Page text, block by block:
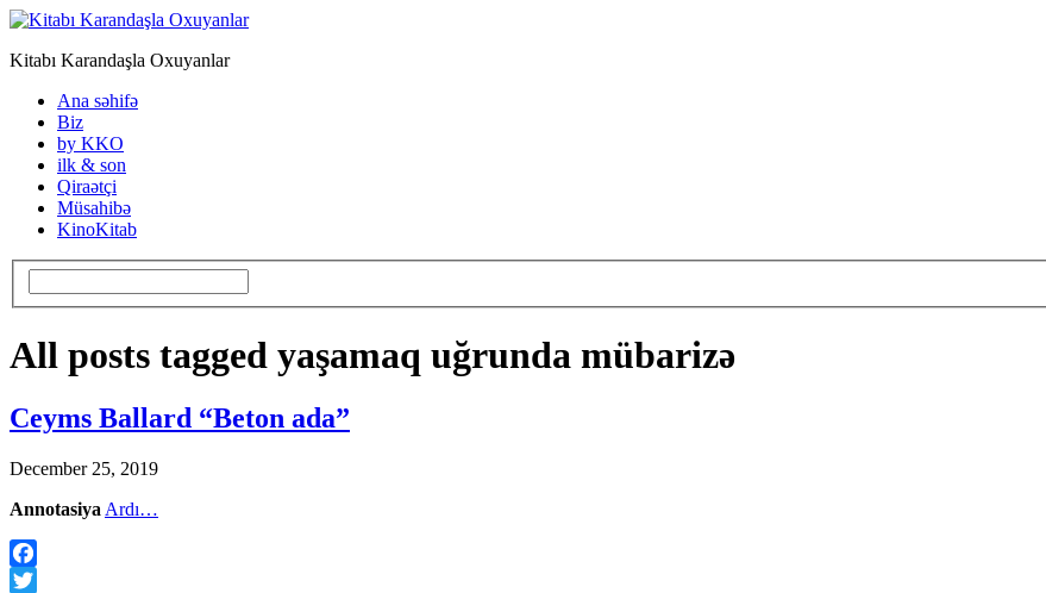
Kitabı Karandaşla Oxuyanlar
Ana səhifə
Biz
by KKO
ilk & son
Qiraətçi
Müsahibə
KinoKitab
All posts tagged yaşamaq uğrunda mübarizə
Ceyms Ballard “Beton ada”
December 25, 2019
Annotasiya Ardı…
Facebook